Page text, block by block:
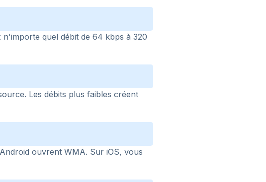
quel débit de 64 kbps à 320
Les débits plus faibles créent
ouvrent WMA. Sur iOS, vous